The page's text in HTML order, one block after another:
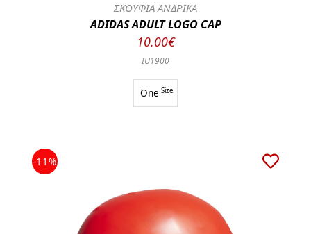
ΣΚΟΥΦΙΑ ΑΝΔΡΙΚΑ
ADIDAS ADULT LOGO CAP
10.00€
IU1900
One Size
-11%